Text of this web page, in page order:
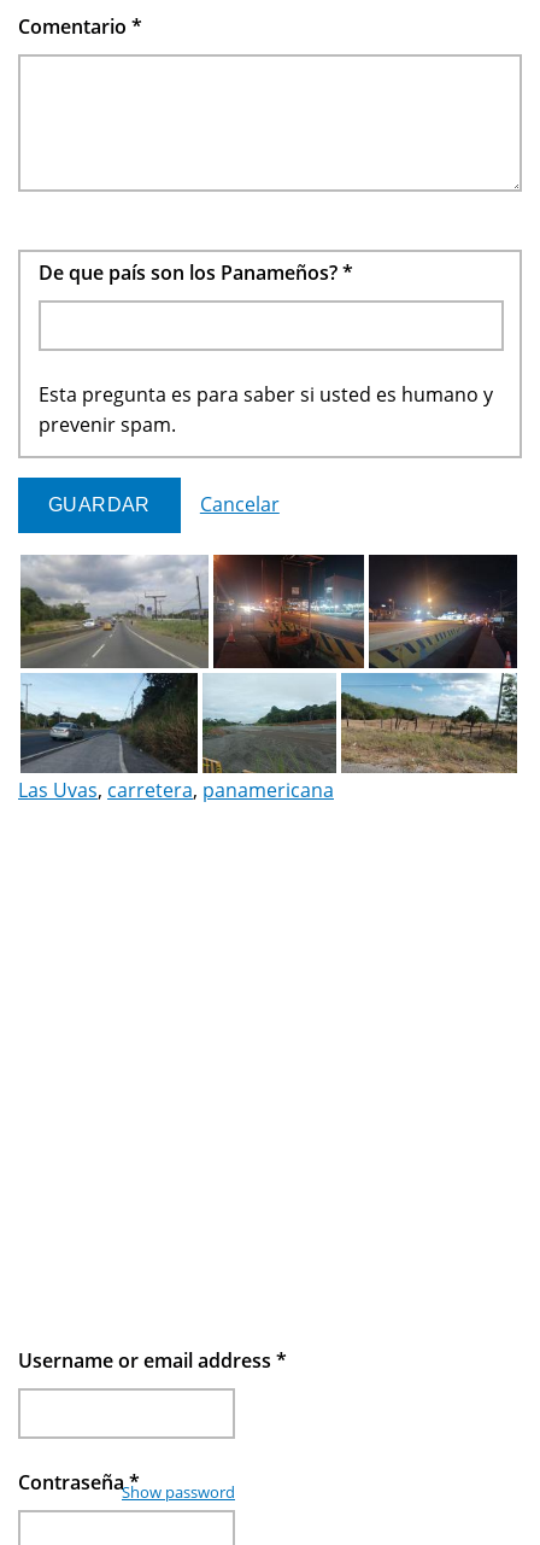
Comentario *
De que país son los Panameños?*
Esta pregunta es para saber si usted es humano y
prevenir spam.
Cancelar
Las Uvas, carretera, panamericana
Username or email address *
Contraseña*
Show password